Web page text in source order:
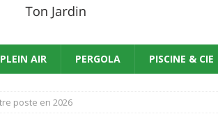
AIR PERGOLA PISCINE & CIE
poste en 2026